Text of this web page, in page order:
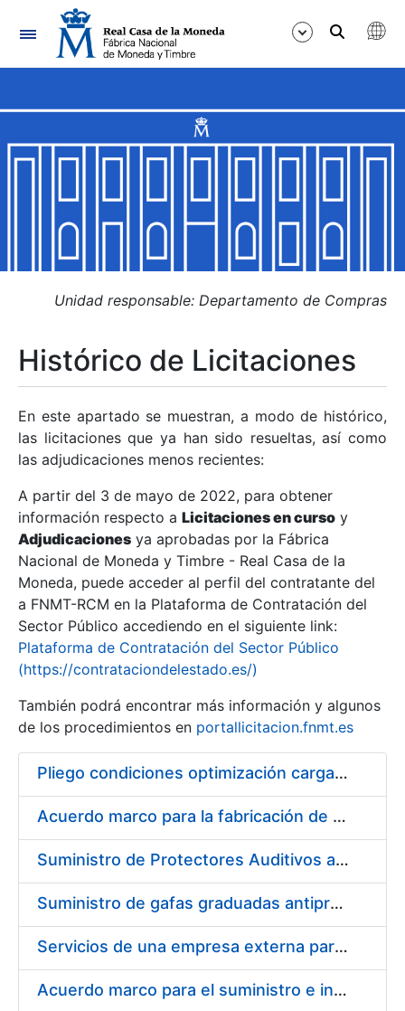
Navegación
Mostrar/Ocultar
Mostrar/Ocultar
Mostrar/Ocultar
Mostrar/Ocultar
Mostrar/Ocultar
Mostrar/Ocultar
Unidad responsable: Departamento de Compras
Histórico de Licitaciones
En este apartado se muestran, a modo de histórico,
las licitaciones que ya han sido resueltas, así como
las adjudicaciones menos recientes:
A partir del 3 de mayo de 2022, para obtener
información respecto a Licitaciones en curso y
Adjudicaciones ya aprobadas por la Fábrica
Nacional de Moneda y Timbre - Real Casa de la
Moneda, puede acceder al perfil del contratante del
a FNMT-RCM en la Plataforma de Contratación del
Sector Público accediendo en el siguiente link:
Plataforma de Contratación del Sector Público
(https://contrataciondelestado.es/)
También podrá encontrar más información y algunos
de los procedimientos en portallicitacion.fnmt.es
Pliego condiciones optimización cargas compras firmado
Acuerdo marco para la fabricación de piezas
Suministro de Protectores Auditivos a medida para las personas trabajadoras de los Centros de Trabajo de Madrid y Burgos
Suministro de gafas graduadas antiproyecciones para los trabajadores de la FNMT-RCM en los centros de trabajo de Madrid y Burgos
Servicios de una empresa externa para el asesoramiento y resolución de los recursos de alzada que se presentan relacionados con procesos de selección para la FNMT-RCM
Acuerdo marco para el suministro e instalación de persianas, estores y otros complementos